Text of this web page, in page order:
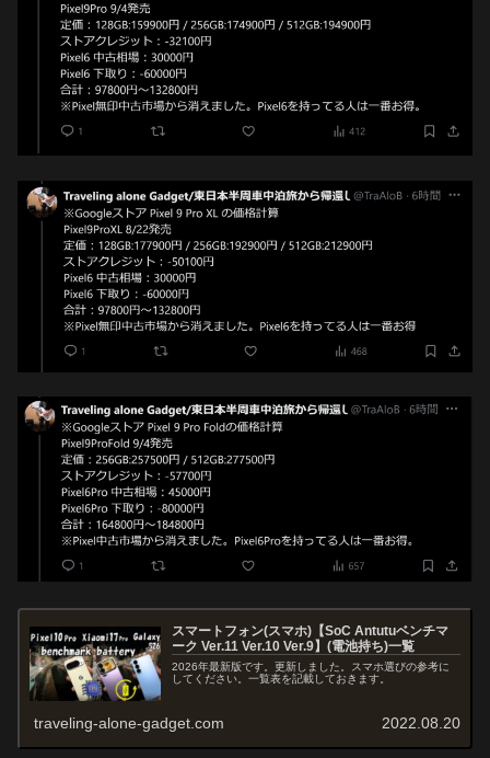
スマートフォン(スマホ)【SoC Antutuベンチマ
ーク Ver.11 Ver.10 Ver.9】(電池持ち)一覧
2026年最新版です。更新しました。スマホ選びの参考に
してください。一覧表を記載しておきます。
traveling-alone-gadget.com 2022.08.20